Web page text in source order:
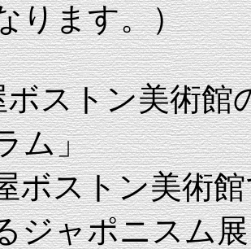
ります。）
ストン美術館
ム」
ストン美術館
ジャポニスム